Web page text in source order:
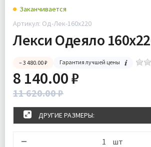
Заканчивается
Артикул: Од-Лек-160х220
Лекси Одеяло
– 3 480.00 ₽ Гарантия лучшей цены
8 140.00 ₽
11 620.00 ₽
ДРУГИЕ РАЗМЕРЫ:
шт